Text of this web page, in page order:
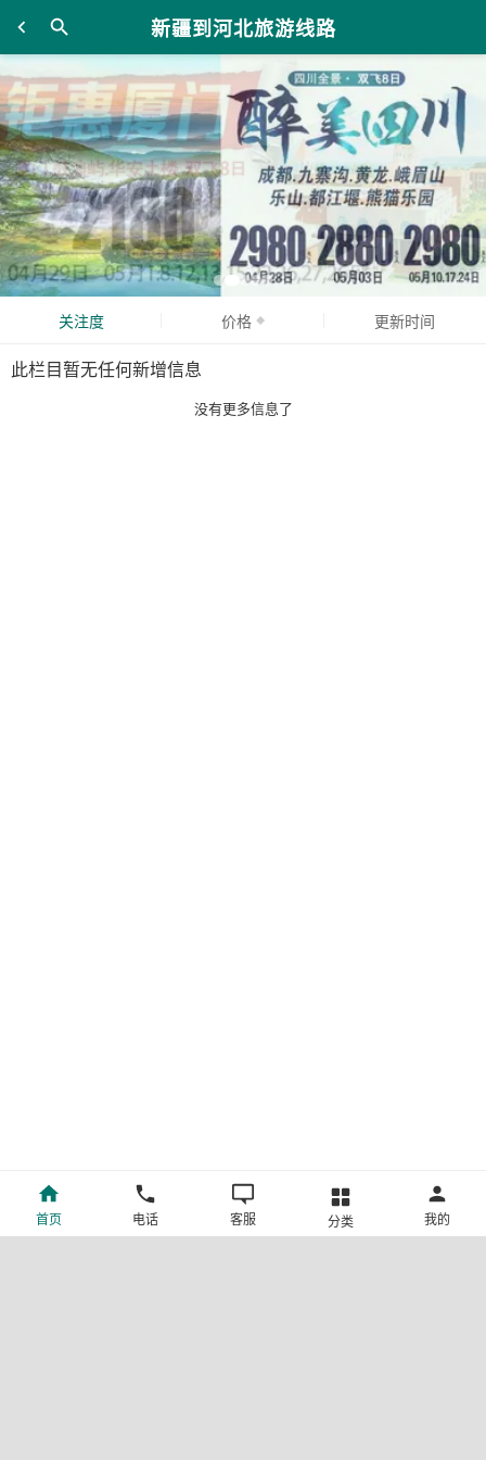
新疆到河北旅游线路
关注度 价格 更新时间
此栏目暂无任何新增信息
没有更多信息了
首页 电话 客服 分类 我的